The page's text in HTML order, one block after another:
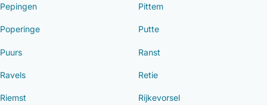
Pepingen Pittem
Poperinge Putte
Puurs Ranst
Ravels Retie
Riemst Rijkevorsel